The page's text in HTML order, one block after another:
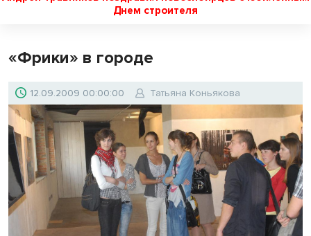
Днем строителя
«Фрики» в городе
12.09.2009 00:00:00 Татьяна Коньякова